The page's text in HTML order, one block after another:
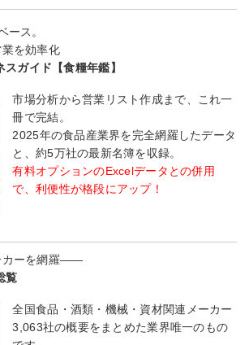
ース。
を効率化
ガイド【食糧年鑑】
市場分析から営業リスト作成まで、これ一
冊で完結。
2025年の食品産業界を完全網羅したデータ
と、約5万社の最新名簿を収録。
有料オプションのExcelデータとの併用
で、利便性が格段にアップ！
カーを網羅――
覧
全国食品・酒類・機械・資材関連メーカー
3,063社の概要をまとめた業界唯一のもの